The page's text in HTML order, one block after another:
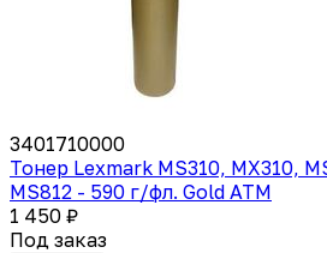
3401710000
Тонер Lexmark MS310, MX310,
MS812 - 590 г/фл. Gold ATM
1 450 ₽
Под заказ